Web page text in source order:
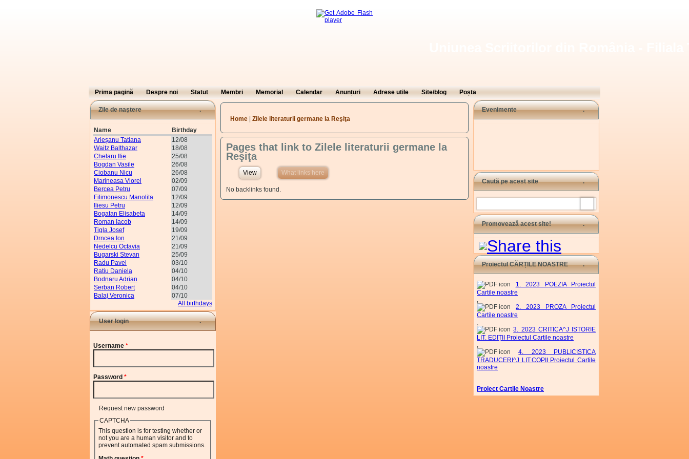
Prima pagină Despre noi Statut Membri Memorial Calendar Anunțuri Adrese utile Site/blog Poșta
Zile de naștere
Name
Birthday
Arieşanu Tatiana
12/08
Waitz Balthazar
18/08
Chelaru Ilie
25/08
Bogdan Vasile
26/08
Ciobanu Nicu
26/08
Marineasa Viorel
02/09
Bercea Petru
07/09
Filimonescu Manolita
12/09
Iliesu Petru
12/09
Bogatan Elisabeta
14/09
Roman Iacob
14/09
Tigla Josef
19/09
Drncea Ion
21/09
Nedelcu Octavia
21/09
Bugarski Stevan
25/09
Radu Pavel
03/10
Ratiu Daniela
04/10
Bodnaru Adrian
04/10
Serban Robert
04/10
Balaj Veronica
07/10
All birthdays
User login
Username *
Password *
Request new password
CAPTCHA
This question is for testing whether or
not you are a human visitor and to
prevent automated spam submissions.
You are here
Home |Zilele literaturii germane la Reşiţa
Pages that link to Zilele literaturii germane la
Reşiţa
View What links here
No backlinks found.
Evenimente
Caută pe acest site
Search
Promovează acest site!
Proiectul CĂRȚILE NOASTRE
1. 2023 POEZIA Proiectul
Cartile noastre
2. 2023 PROZA Proiectul
Cartile noastre
3. 2023 CRITICA^J ISTORIE
LIT. EDIȚII Proiectul Cartile noastre
4. 2023 PUBLICISTICA
TRADUCERI^J LIT.COPII Proiectul Cartile
noastre
Proiect Cartile Noastre